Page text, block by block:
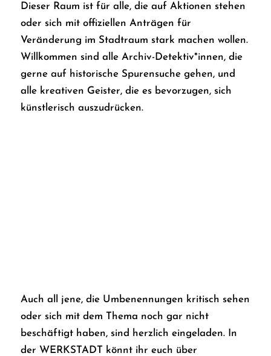
Dieser Raum ist für alle, die auf Aktionen stehen
oder sich mit offiziellen Anträgen für
Veränderung im Stadtraum stark machen wollen.
Willkommen sind alle Archiv-Detektiv*innen, die
gerne auf historische Spurensuche gehen, und
alle kreativen Geister, die es bevorzugen, sich
künstlerisch auszudrücken.
Auch all jene, die Umbenennungen kritisch sehen
oder sich mit dem Thema noch gar nicht
beschäftigt haben, sind herzlich eingeladen. In
der WERKSTADT könnt ihr euch über